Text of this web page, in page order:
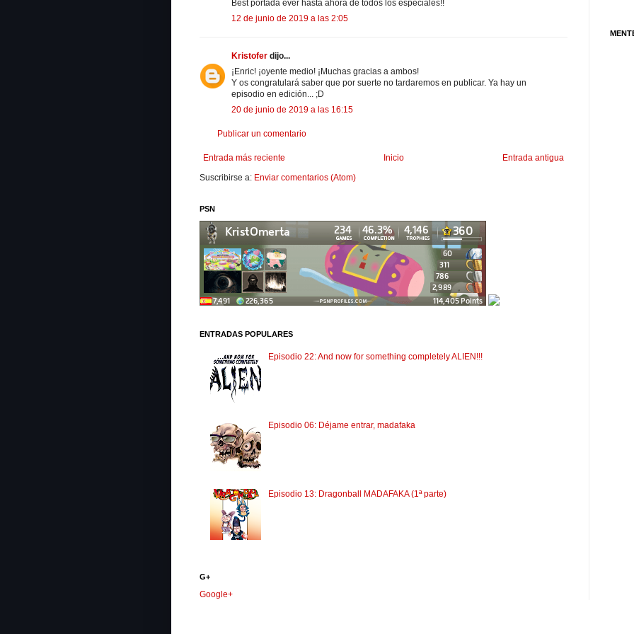
Best portada ever hasta ahora de todos los especiales!!
12 de junio de 2019 a las 2:05
Kristofer dijo...
¡Enric! ¡oyente medio! ¡Muchas gracias a ambos!
Y os congratulará saber que por suerte no tardaremos en publicar. Ya hay un
episodio en edición... ;D
20 de junio de 2019 a las 16:15
Publicar un comentario
Entrada más reciente Entrada antigua
Inicio
Suscribirse a: Enviar comentarios (Atom)
PSN
ENTRADAS POPULARES
Episodio 22: And now for something completely ALIEN!!!
Episodio 06: Déjame entrar, madafaka
Episodio 13: Dragonball MADAFAKA (1ª parte)
G+
Google+